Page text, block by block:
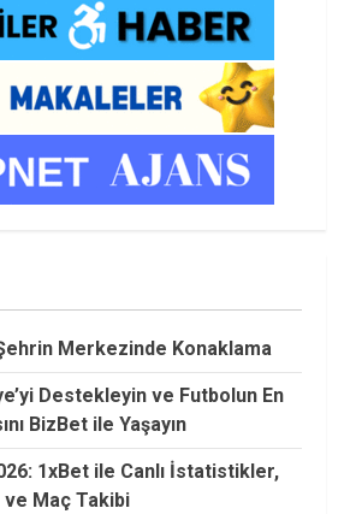
Merkezinde Konaklama
Destekleyin ve Futbolun En
BizBet ile Yaşayın
1xBet ile Canlı İstatistikler,
Maç Takibi